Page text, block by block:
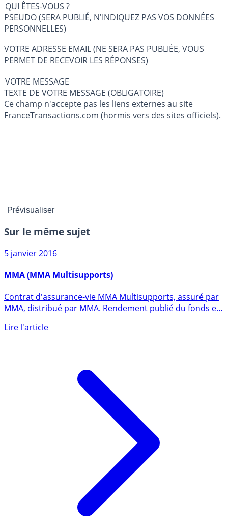
QUI ÊTES-VOUS ?
PSEUDO (SERA PUBLIÉ, N'INDIQUEZ PAS VOS DONNÉES
PERSONNELLES)
VOTRE ADRESSE EMAIL (NE SERA PAS PUBLIÉE, VOUS
PERMET DE RECEVOIR LES RÉPONSES)
VOTRE MESSAGE
TEXTE DE VOTRE MESSAGE (OBLIGATOIRE)
Ce champ n'accepte pas les liens externes au site
FranceTransactions.com (hormis vers des sites officiels).
Sur le même sujet
5 janvier 2016
MMA (MMA Multisupports)
MMA, distribué par MMA. Rendement publié du fonds en